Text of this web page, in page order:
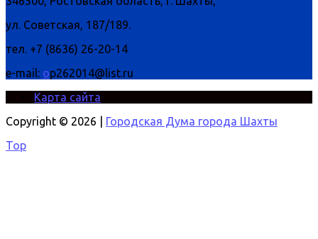
ул. Советская, 187/189.
тел. +7 (8636) 26-20-14
e-mail: op262014@list.ru
Карта сайта
Copyright © 2026 |
Городская Дума города Шахты
Top